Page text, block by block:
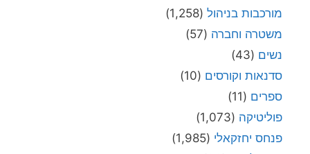
מורכבות בניהול (1,258)
משטרה וחברה (57)
נשים (43)
סדנאות וקורסים (10)
ספרים (11)
פוליטיקה (1,073)
פנחס יחזקאלי (1,985)